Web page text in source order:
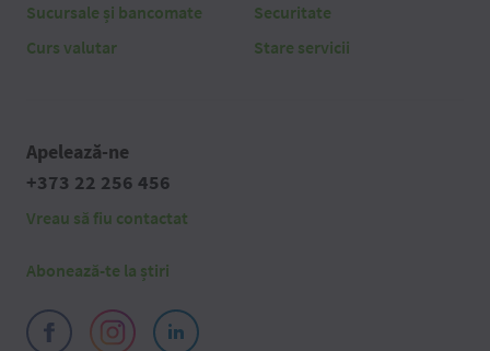
Sucursale și bancomate
Curs valutar
Securitate
Stare servicii
Apelează-ne
+373 22 256 456
Vreau să fiu contactat
Abonează-te la știri